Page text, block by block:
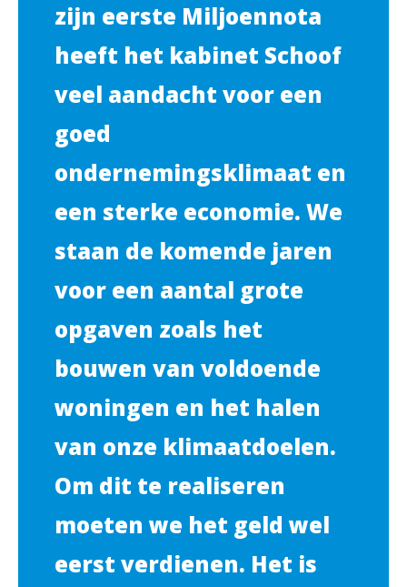
zijn eerste Miljoennota
heeft het kabinet Schoof
veel aandacht voor een
goed
ondernemingsklimaat en
een sterke economie. We
staan de komende jaren
voor een aantal grote
opgaven zoals het
bouwen van voldoende
woningen en het halen
van onze klimaatdoelen.
Om dit te realiseren
moeten we het geld wel
eerst verdienen. Het is